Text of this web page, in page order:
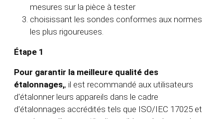
mesures sur la pièce à tester
choisissant les sondes conformes aux normes
les plus rigoureuses.
Étape 1
Pour garantir la meilleure qualité des
étalonnages,, il est recommandé aux utilisateurs
d'étalonner leurs appareils dans le cadre
d'étalonnages accrédités tels que ISO/IEC 17025 et